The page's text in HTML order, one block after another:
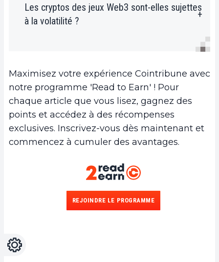
d’autres de jetons de gouvernance, et
leur interchangeabilité dépend des
Oui, certains jeux proposent des modes
gratuits ou des versions d’essai, mais la
monnaie fiat sont en développement
pour faciliter l’accès.
Les cryptos des jeux Web3 sont-elles sujettes
à la volatilité ?
et de la demande. Cette volatilité peut
impacter l’économie des jeux et la
valeur des actifs détenus par les
joueurs.
Maximisez votre expérience Cointribune avec
notre programme 'Read to Earn' ! Pour
chaque article que vous lisez, gagnez des
points et accédez à des récompenses
exclusives. Inscrivez-vous dès maintenant et
commencez à cumuler des avantages.
REJOINDRE LE PROGRAMME